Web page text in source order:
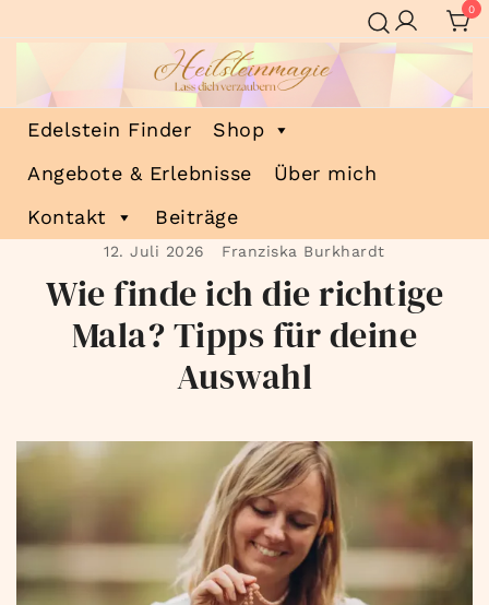
Inhalt
0
Heilsteinmagie
Lass dich verzaubern
Edelstein Finder
Shop
Angebote & Erlebnisse
Über mich
Kontakt
Beiträge
12. Juli 2026 Franziska Burkhardt
Wie finde ich die richtige
Mala? Tipps für deine
Auswahl